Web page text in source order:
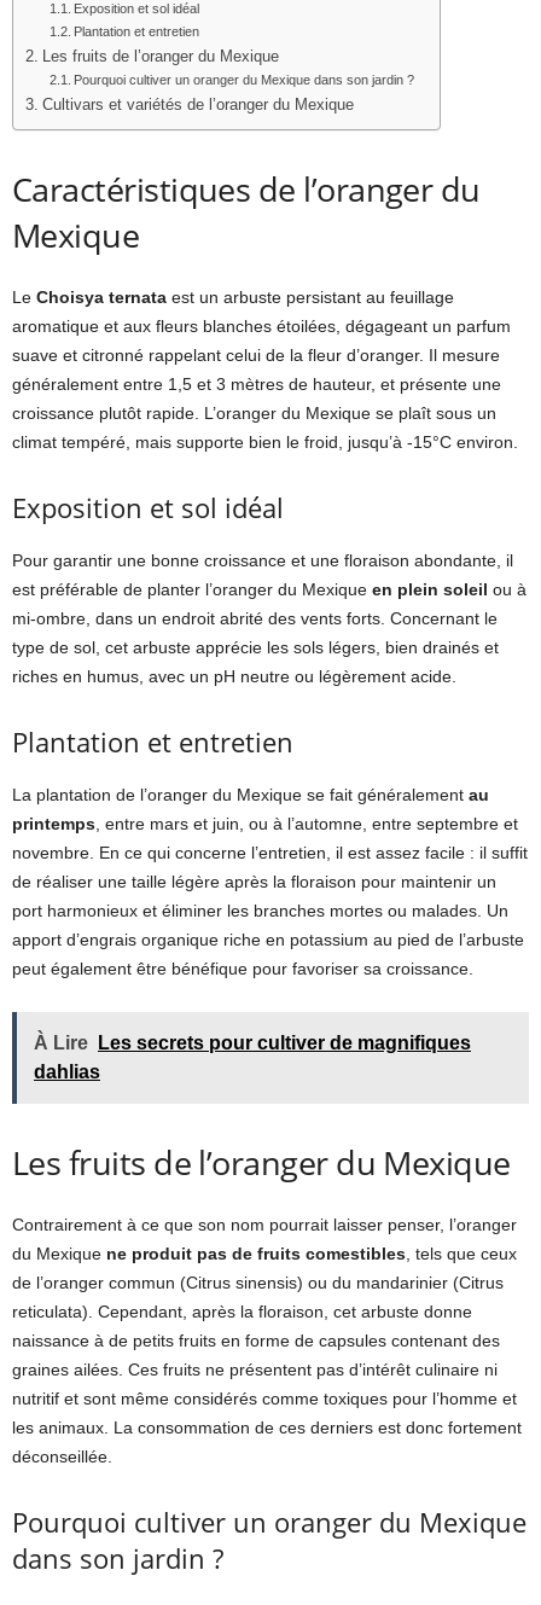
Exposition et sol idéal
Plantation et entretien
Les fruits de l’oranger du Mexique
Pourquoi cultiver un oranger du Mexique dans son jardin ?
Cultivars et variétés de l’oranger du Mexique
Caractéristiques de l’oranger du
Mexique
Le Choisya ternata est un arbuste persistant au feuillage
aromatique et aux fleurs blanches étoilées, dégageant un parfum
suave et citronné rappelant celui de la fleur d’oranger. Il mesure
généralement entre 1,5 et 3 mètres de hauteur, et présente une
croissance plutôt rapide. L’oranger du Mexique se plaît sous un
climat tempéré, mais supporte bien le froid, jusqu’à -15°C environ.
Exposition et sol idéal
Pour garantir une bonne croissance et une floraison abondante, il
est préférable de planter l’oranger du Mexique en plein soleil ou à
mi-ombre, dans un endroit abrité des vents forts. Concernant le
type de sol, cet arbuste apprécie les sols légers, bien drainés et
riches en humus, avec un pH neutre ou légèrement acide.
Plantation et entretien
La plantation de l’oranger du Mexique se fait généralement au
printemps, entre mars et juin, ou à l’automne, entre septembre et
novembre. En ce qui concerne l’entretien, il est assez facile : il suffit
de réaliser une taille légère après la floraison pour maintenir un
port harmonieux et éliminer les branches mortes ou malades. Un
apport d’engrais organique riche en potassium au pied de l’arbuste
peut également être bénéfique pour favoriser sa croissance.
À Lire
Les secrets pour cultiver de magnifiques
dahlias
Les fruits de l’oranger du Mexique
Contrairement à ce que son nom pourrait laisser penser, l’oranger
du Mexique ne produit pas de fruits comestibles, tels que ceux
de l’oranger commun (Citrus sinensis) ou du mandarinier (Citrus
reticulata). Cependant, après la floraison, cet arbuste donne
naissance à de petits fruits en forme de capsules contenant des
graines ailées. Ces fruits ne présentent pas d’intérêt culinaire ni
nutritif et sont même considérés comme toxiques pour l’homme et
les animaux. La consommation de ces derniers est donc fortement
déconseillée.
Pourquoi cultiver un oranger du Mexique
dans son jardin ?